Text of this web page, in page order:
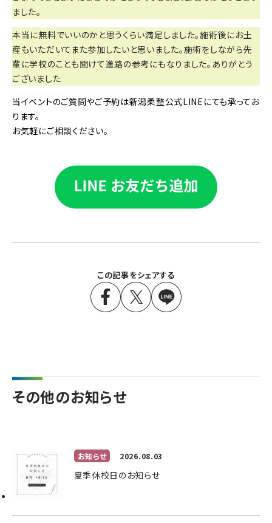
この記事をシェアする
ました。
本当に無料でいいのかと思うくらい満足しました。施術後にお土
産もいただいてまた参加したいと思いました。施術をしながら先
輩に学校のことも聞けて進路の参考にもなりました。ありがとう
ございました
当イベントのご質問やご予約は新潟柔整公式LINEにても承ってお
ります。
お気軽にご相談ください。
その他のお知らせ
お知らせ 2026.08.03
夏季休校日のお知らせ